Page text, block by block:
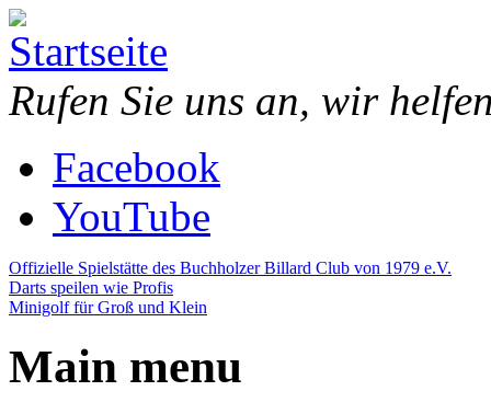
Direkt zum Inhalt
Piazza
Bowling
Center
Bowling,
Billard,
Minigolf,
Restaurant,
Eventraum
Rufen Sie uns an, wir
Facebook
YouTube
Offizielle Spielstätte des Buchholzer Billard Club von 1979 e.V.
Darts speilen wie Profis
Minigolf für Groß und Klein
Main menu